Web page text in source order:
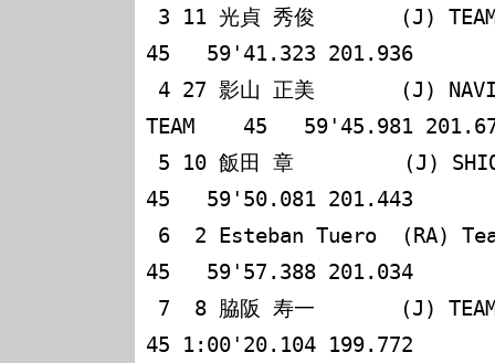
45   59'41.323 201.936
TEAM    45   59'45.981
45   59'50.081 201.443
45   59'57.388 201.034
45 1:00'20.104 199.772